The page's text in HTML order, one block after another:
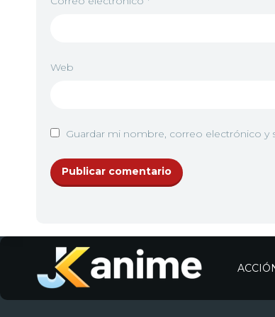
Web
Guardar mi nombre, correo electrónico y